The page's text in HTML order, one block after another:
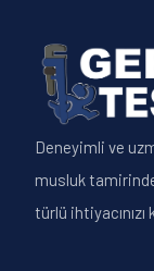
Deneyimli ve
musluk
türlü ihtiyacınızı